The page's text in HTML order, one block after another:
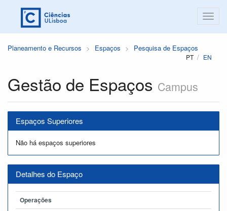
Planeamento e Recursos Espaços Pesquisa de Espaços
PT EN
Gestão de Espaços Campus
Espaços Superiores
Não há espaços superiores
Detalhes do Espaço
Operações